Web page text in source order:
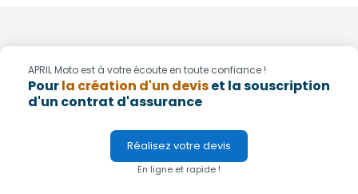
APRIL Moto est à votre écoute en toute confiance !
Pourla création d'un deviset la souscription
d'un contrat d'assurance
Réalisez votre devis
En ligne et rapide !